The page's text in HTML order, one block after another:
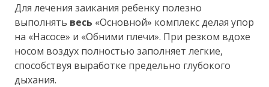
Для лечения заикания ребенку полезно
выполнять весь «Основной» комплекс делая упор
на «Насосе» и «Обними плечи». При резком вдохе
носом воздух полностью заполняет легкие,
способствуя выработке предельно глубокого
дыхания.